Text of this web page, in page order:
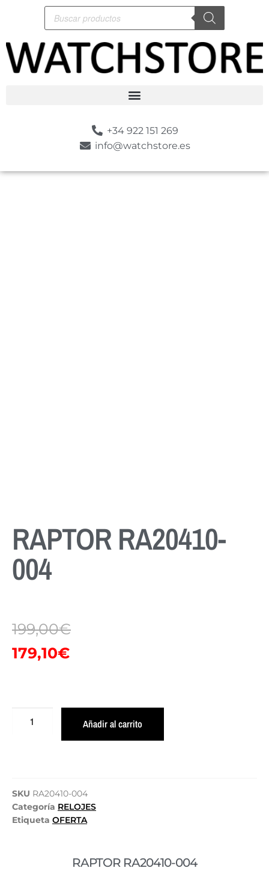
+34 922 151 269
info@watchstore.es
RAPTOR RA20410-
004
199,00€
179,10€
Añadir al carrito
SKU RA20410-004
Categoría RELOJES
Etiqueta OFERTA
RAPTOR RA20410-004